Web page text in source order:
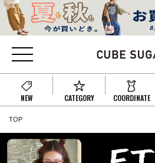
NEW CATEGORY COORDINATE
TOP